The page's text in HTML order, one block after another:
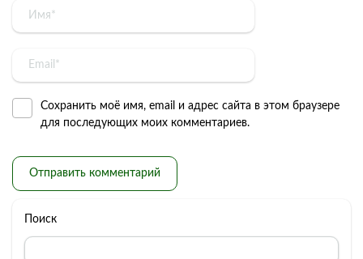
Сохранить моё имя, email и адрес сайта в этом браузере
для последующих моих комментариев.
Поиск